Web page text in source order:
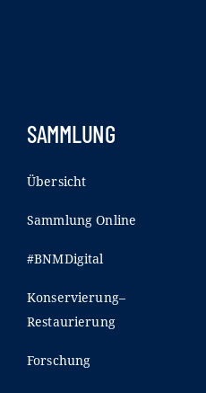
SAMMLUNG
Übersicht
Sammlung Online
#BNMDigital
Konservierung–
Restaurierung
Forschung